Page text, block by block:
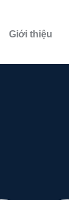
Giới thiệu